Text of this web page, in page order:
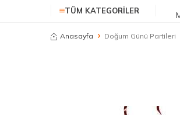
TÜM KATEGORILER
Anasayfa Doğum Günü Partileri